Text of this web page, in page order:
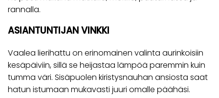
rannalla.
ASIANTUNTIJAN VINKKI
Vaalea lierihattu on erinomainen valinta aurinkoisiin
kesäpäiviin, sillä se heijastaa lämpöä paremmin kuin
tumma väri. Sisäpuolen kiristysnauhan ansiosta saat
hatun istumaan mukavasti juuri omalle päähäsi.